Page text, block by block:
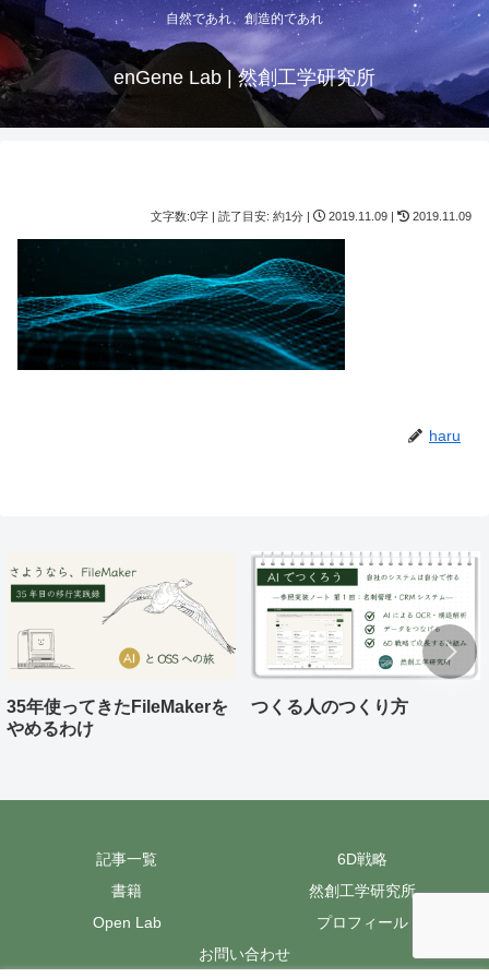
自然であれ、創造的であれ
enGene Lab | 然創工学研究所
文字数:0字 | 読了目安: 約1分 | 2019.11.09 | 2019.11.09
haru
35年使ってきたFileMakerを
やめるわけ
つくる人のつくり方
記事一覧
6D戦略
書籍
然創工学研究所
Open Lab
プロフィール
お問い合わせ